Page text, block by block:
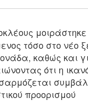
τόσο στο νέο
καθώς και
ότι η
προορισμού